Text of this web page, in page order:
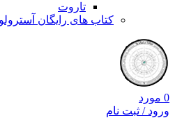
تاروت
کتاب های رایگان
0 مورد
ورود / ثبت نام